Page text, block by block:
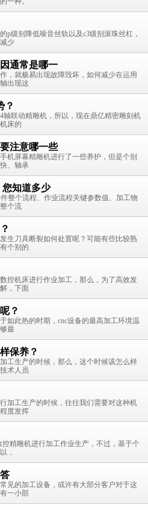
p级别降低噪音丝轨以及c3级别滚珠丝杠，
少
通常是哪一
，就极易出现故障毁坏，如何减少在运用
出现这
？
轴联动精雕机，所以，现在鼎亿精密雕刻机
床的
注意哪一些
机屏幕精雕机进行了一些养护，但是个别
、轴承
知道多少
整个流程、作业流程关键参数值、加工物
个流
生刀具断裂如何处置呢？可能有些比较熟
个别的
控机床进行作业加工，那么，为了高效发
，下面
？
如此热的时期，cnc设备的最高加工环境温
最
保养？
工生产的时候，那么，这个时候该怎么样
术人员
加工生产的时候，往往我们需要对这种机
度发挥
精雕机进行加工作业生产，不过，基于个
，
见的加工设备，或许有大部分客户对于这
一小部